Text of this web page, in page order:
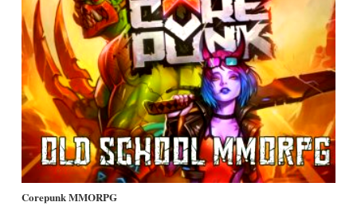
Corepunk MMORPG